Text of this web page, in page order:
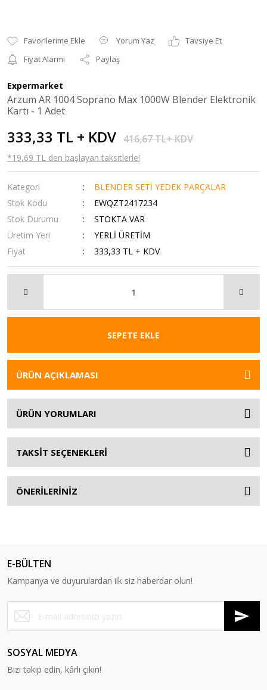
Yorum Yaz
Tavsiye Et
Fiyat Alarmı
Paylaş
Expermarket
Arzum AR 1004 Soprano Max 1000W Blender Elektronik
Kartı - 1 Adet
333,33 TL + KDV 416,67 TL+ KDV
*19,69 TL den başlayan taksitlerle!
Kategori
BLENDER SETİ YEDEK PARÇALAR
Stok Kodu
EWQZT2417234
Stok Durumu
STOKTA VAR
Üretim Yeri
YERLİ ÜRETİM
Fiyat
333,33 TL + KDV
SEPETE EKLE
ÜRÜN AÇIKLAMASI
ÜRÜN YORUMLARI
TAKSİT SEÇENEKLERİ
ÖNERİLERİNİZ
E-BÜLTEN
Kampanya ve duyurulardan ilk siz haberdar olun!
SOSYAL MEDYA
Bizi takip edin, kârlı çıkın!